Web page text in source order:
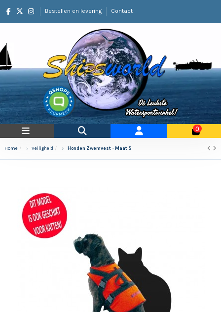
Bestellen en levering Contact
0
Home Veiligheid Honden Zwemvest - Maat S